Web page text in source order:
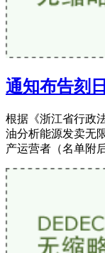
通知布告刻
根据《浙江省行政
油分析能源发卖无
产运营者（名单附